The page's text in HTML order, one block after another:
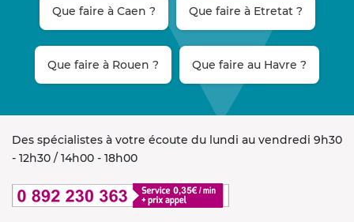
Que faire à Caen ? Que faire à Etretat ?
Que faire à Rouen ? Que faire au Havre ?
Des spécialistes à votre écoute du lundi au vendredi 9h30
- 12h30 / 14h00 - 18h00